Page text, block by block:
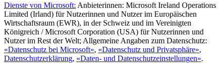
Dienste von Microsoft: Anbieterinnen: Microsoft Ireland Operations
Limited (Irland) für Nutzerinnen und Nutzer im Europäischen
Wirtschaftsraum (EWR), in der Schweiz und im Vereinigten
Königreich / Microsoft Corporation (USA) für Nutzerinnen und
Nutzer im Rest der Welt; Allgemeine Angaben zum Datenschutz:
«Datenschutz bei Microsoft», «Datenschutz und Privatsphäre»,
Datenschutzerklärung, «Daten- und Datenschutzeinstellungen».